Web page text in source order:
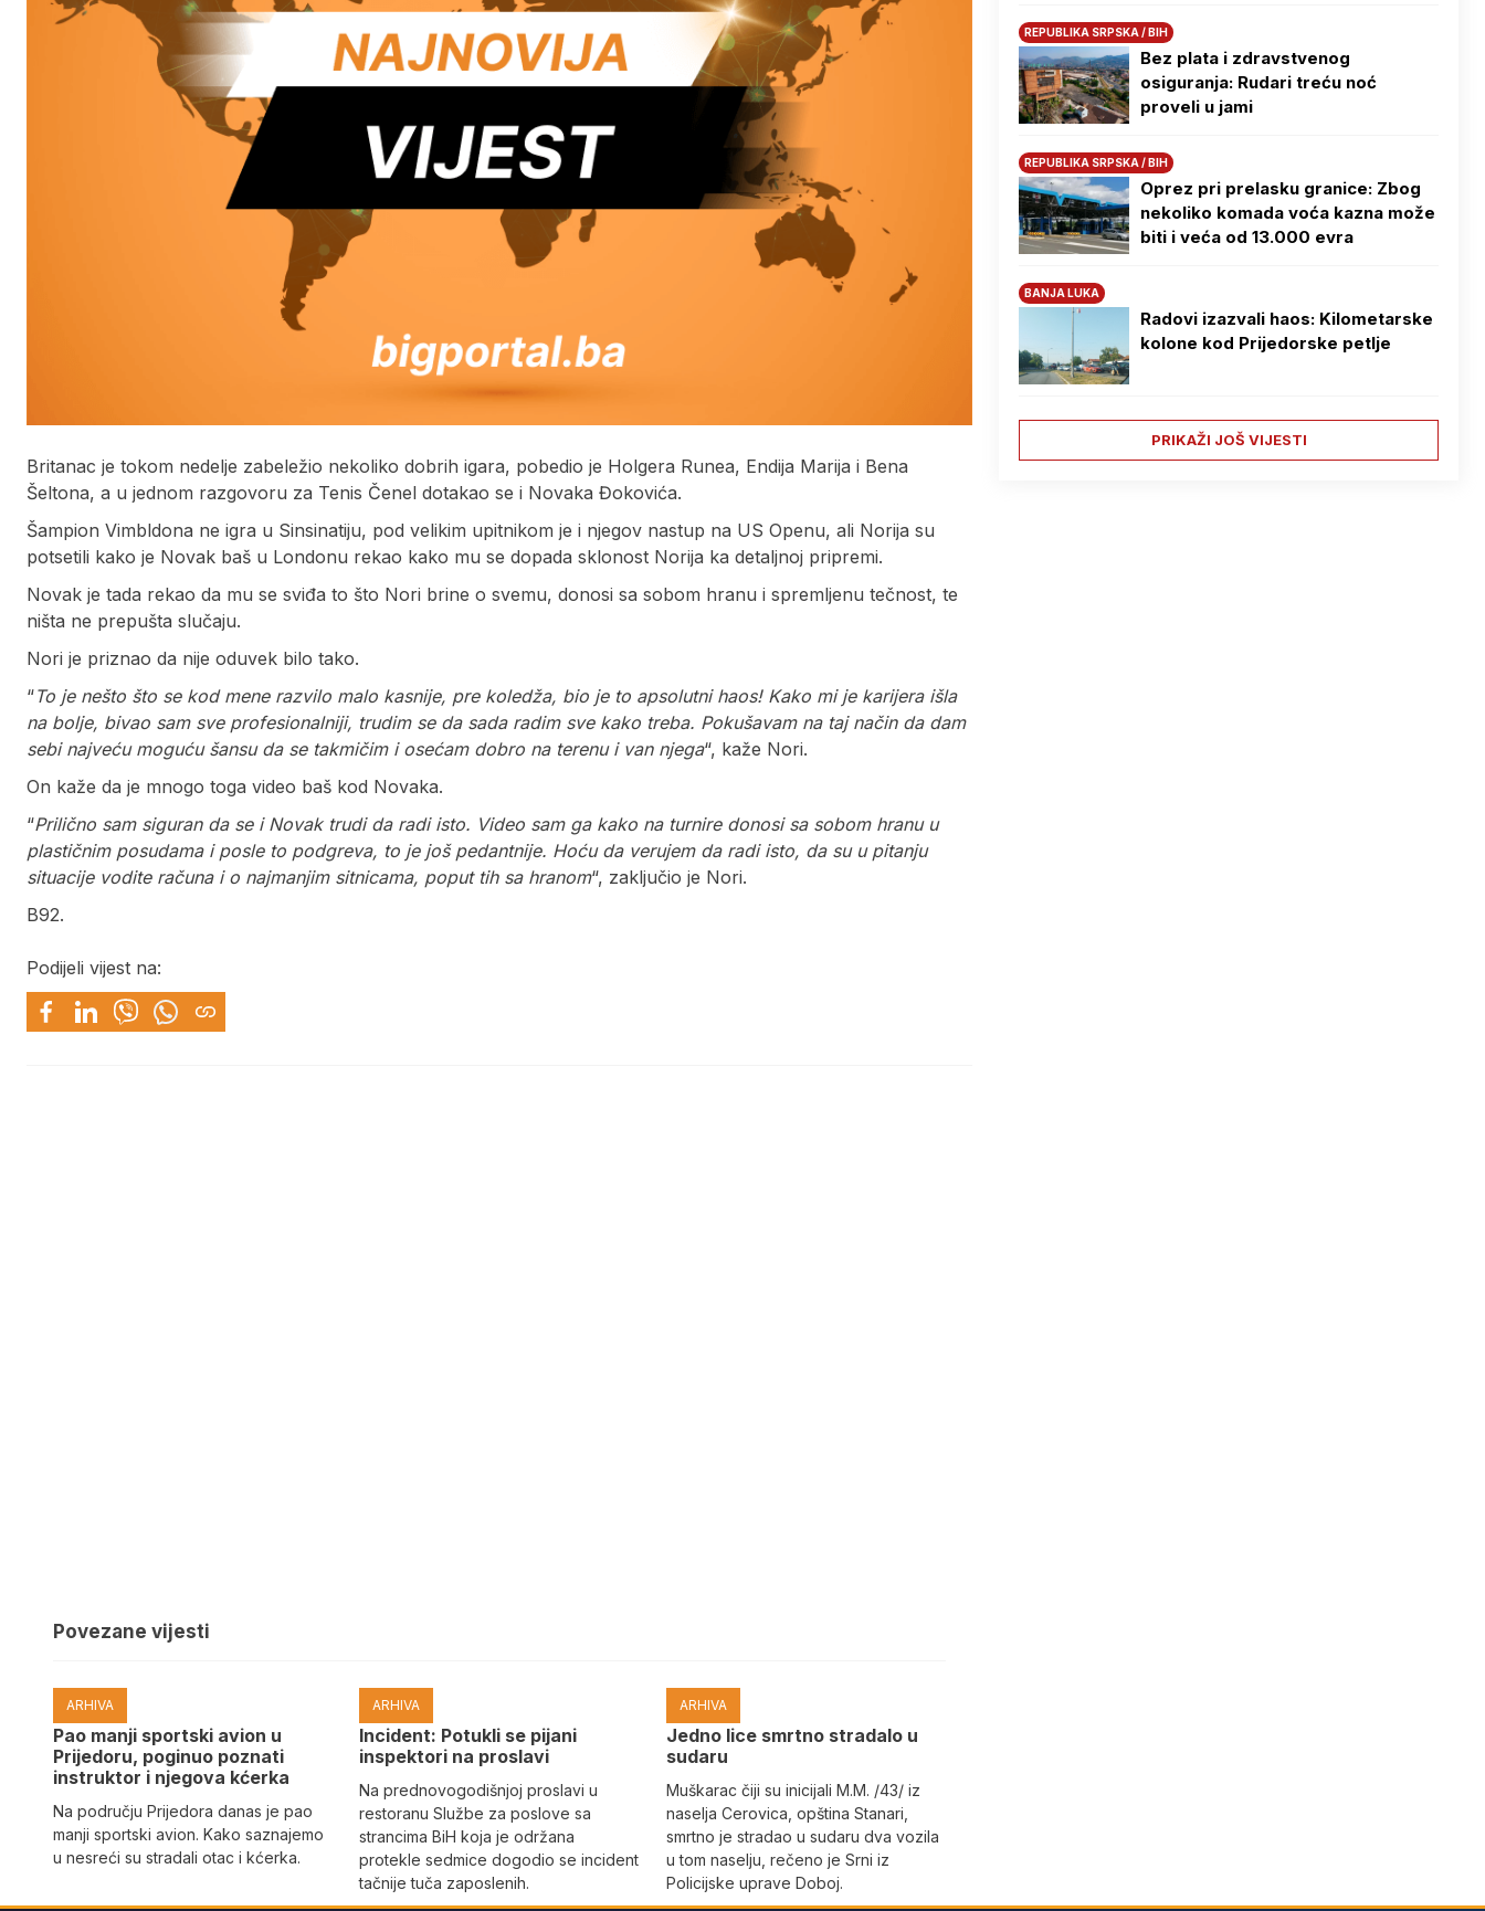
Britanac je tokom nedelje zabeležio nekoliko dobrih igara, pobedio je Holgera Runea, Endija Marija i Bena
Šeltona, a u jednom razgovoru za Tenis Čenel dotakao se i Novaka Đokovića.
Šampion Vimbldona ne igra u Sinsinatiju, pod velikim upitnikom je i njegov nastup na US Openu, ali Norija su
potsetili kako je Novak baš u Londonu rekao kako mu se dopada sklonost Norija ka detaljnoj pripremi.
Novak je tada rekao da mu se sviđa to što Nori brine o svemu, donosi sa sobom hranu i spremljenu tečnost, te
ništa ne prepušta slučaju.
Nori je priznao da nije oduvek bilo tako.
“To je nešto što se kod mene razvilo malo kasnije, pre koledža, bio je to apsolutni haos! Kako mi je karijera išla
na bolje, bivao sam sve profesionalniji, trudim se da sada radim sve kako treba. Pokušavam na taj način da dam
sebi najveću moguću šansu da se takmičim i osećam dobro na terenu i van njega“, kaže Nori.
On kaže da je mnogo toga video baš kod Novaka.
“Prilično sam siguran da se i Novak trudi da radi isto. Video sam ga kako na turnire donosi sa sobom hranu u
plastičnim posudama i posle to podgreva, to je još pedantnije. Hoću da verujem da radi isto, da su u pitanju
situacije vodite računa i o najmanjim sitnicama, poput tih sa hranom“, zaključio je Nori.
B92.
Podijeli vijest na:
Povezane vijesti
ARHIVA
Pao manji sportski avion u
Prijedoru, poginuo poznati
instruktor i njegova kćerka
Na području Prijedora danas je pao
manji sportski avion. Kako saznajemo
u nesreći su stradali otac i kćerka.
ARHIVA
Incident: Potukli se pijani
inspektori na proslavi
Na prednovogodišnjoj proslavi u
restoranu Službe za poslove sa
strancima BiH koja je održana
protekle sedmice dogodio se incident
tačnije tuča zaposlenih.
ARHIVA
Јedno lice smrtno stradalo u
sudaru
Muškarac čiji su inicijali M.M. /43/ iz
naselja Cerovica, opština Stanari,
smrtno je stradao u sudaru dva vozila
u tom naselju, rečeno je Srni iz
Policijske uprave Doboj.
REPUBLIKA SRPSKA / BIH
Bez plata i zdravstvenog
osiguranja: Rudari treću noć
proveli u jami
REPUBLIKA SRPSKA / BIH
Oprez pri prelasku granice: Zbog
nekoliko komada voća kazna može
biti i veća od 13.000 evra
BANJA LUKA
Radovi izazvali haos: Kilometarske
kolone kod Prijedorske petlje
PRIKAŽI JOŠ VIJESTI